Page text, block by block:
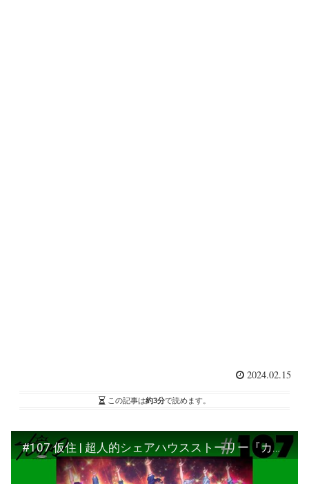
2024.02.15
この記事は約3分で読めます。
#107 仮住 | 超人的シェアハウスストーリー『カリスマ』